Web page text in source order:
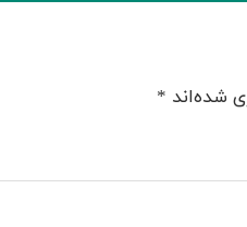
شده‌اند *